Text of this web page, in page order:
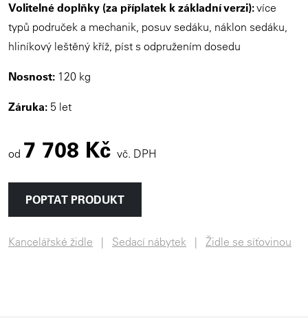
Volitelné doplňky (za příplatek k základní verzi):více
typů područek a mechanik, posuv sedáku, náklon sedáku,
hliníkový leštěný kříž, píst s odpružením dosedu
Nosnost: 120 kg
Záruka: 5 let
od 7 708 Kč vč. DPH
POPTAT PRODUKT
Kancelářské židle Sedací nábytek Židle se síťovinou